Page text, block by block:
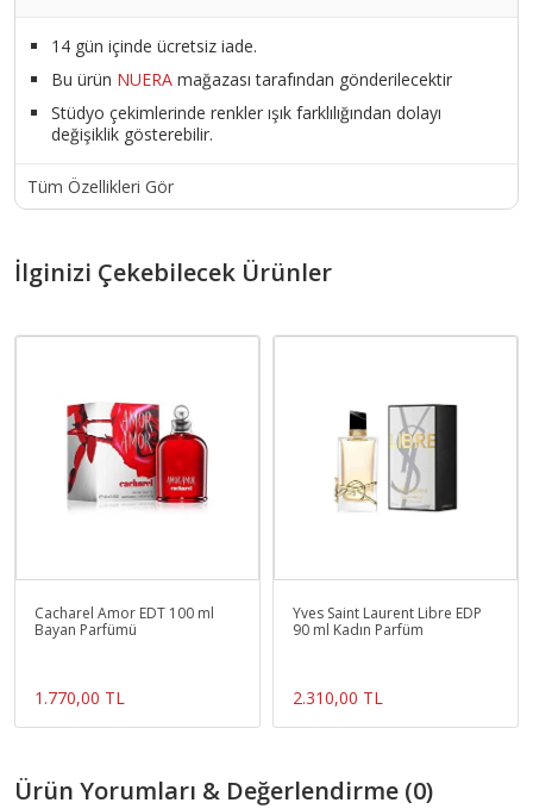
14 gün içinde ücretsiz iade.
Bu ürün NUERA mağazası tarafından gönderilecektir
Stüdyo çekimlerinde renkler ışık farklılığından dolayı
değişiklik gösterebilir.
Tüm Özellikleri Gör
İlginizi Çekebilecek Ürünler
Cacharel Amor EDT 100 ml
Bayan Parfümü
1.770,00 TL
Yves Saint Laurent Libre EDP
90 ml Kadın Parfüm
2.310,00 TL
Ürün Yorumları & Değerlendirme (0)